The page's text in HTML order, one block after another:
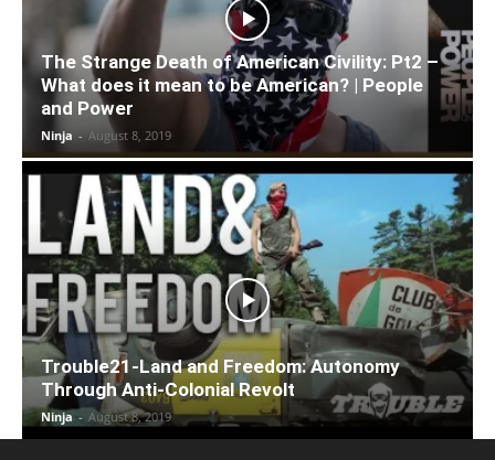
The Strange Death of American Civility: Pt2 –
What does it mean to be American? | People
and Power
Ninja - August 8, 2019
Trouble21-Land and Freedom: Autonomy
Through Anti-Colonial Revolt
Ninja - August 8, 2019